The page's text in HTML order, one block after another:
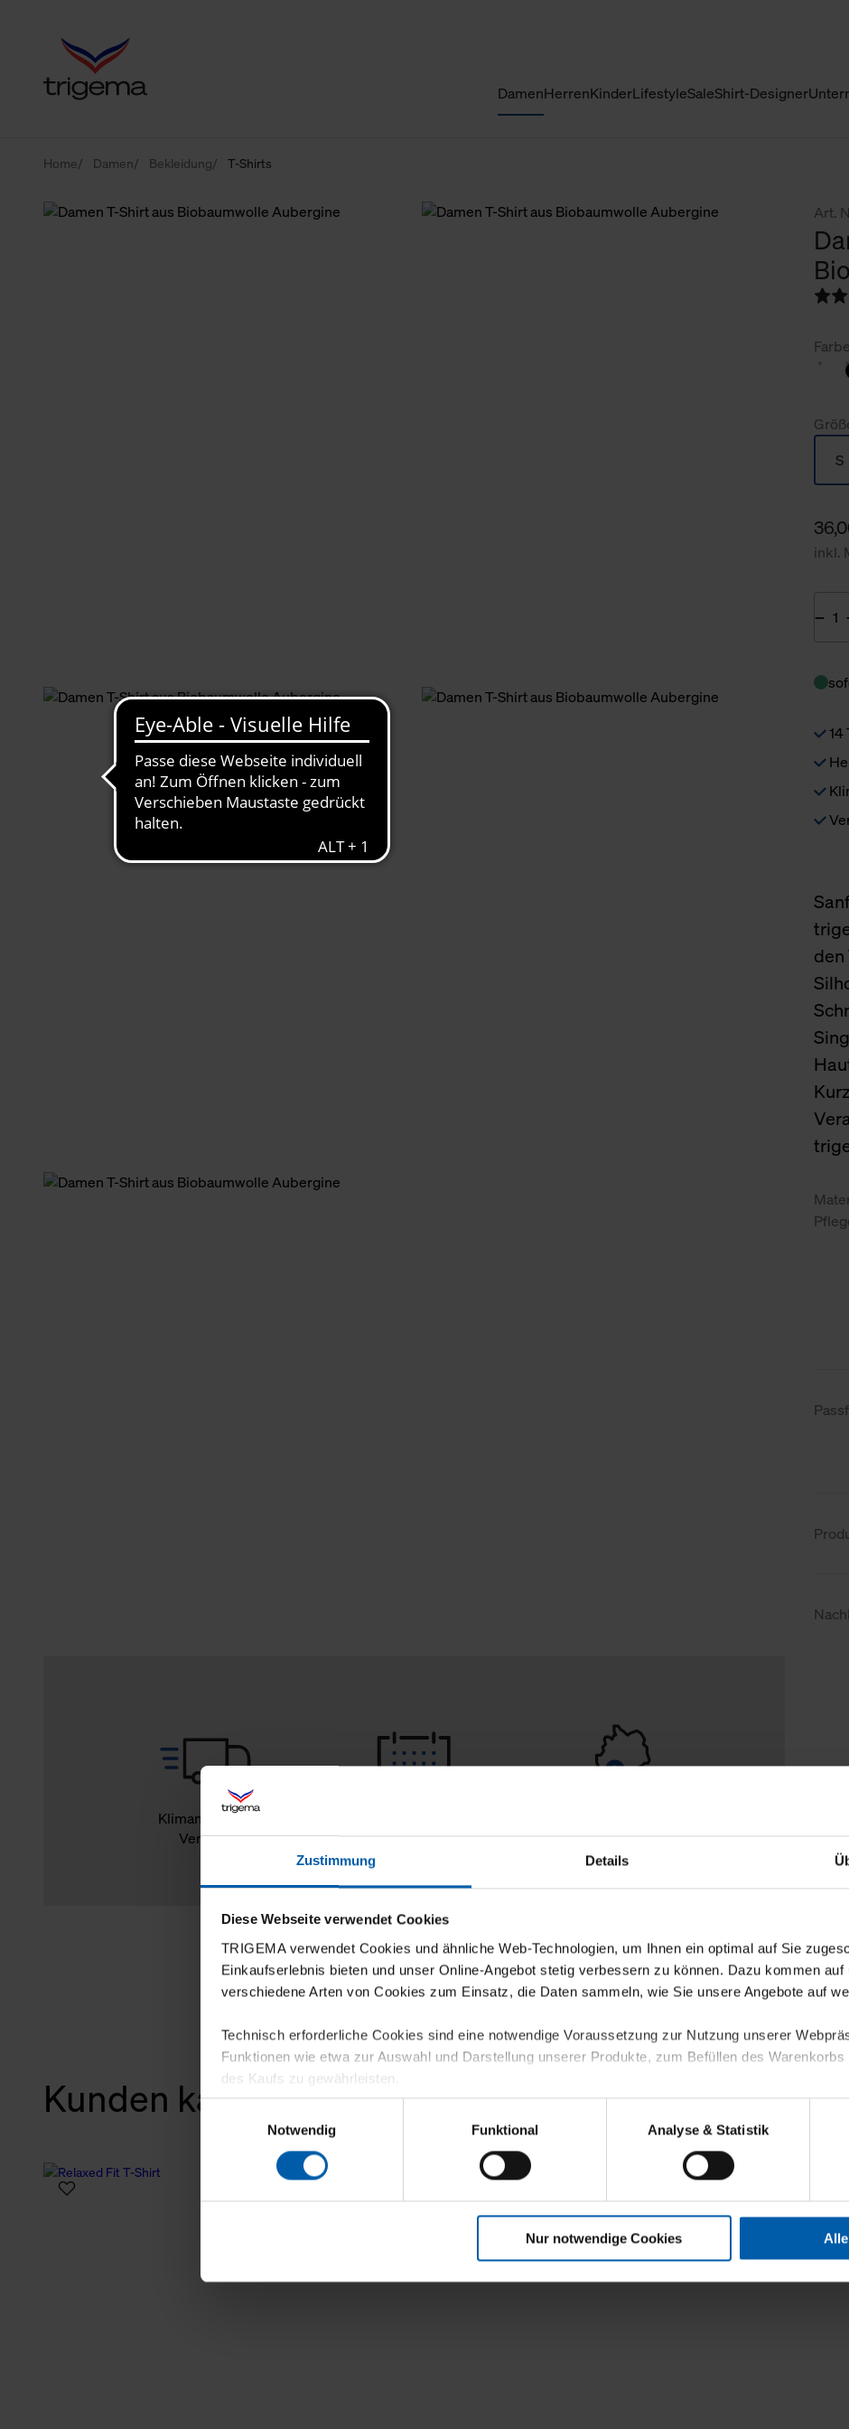
Zustimmung Details
Diese Webseite verwendet Cookies
TRIGEMA verwendet Cookies und ähnliche Web-Technologien, um Ihnen ein optimal auf Sie
Einkaufserlebnis bieten und unser Online-Angebot stetig verbessern zu können. Dazu kommen auf
verschiedene Arten von Cookies zum Einsatz, die Daten sammeln, wie Sie unsere Angebote auf
Technisch erforderliche Cookies sind eine notwendige Voraussetzung zur Nutzung unserer
Funktionen wie etwa zur Auswahl und Darstellung unserer Produkte, zum Befüllen des
des Kaufs zu gewährleisten.
Für die Darstellung personalisierter Angebote, Anzeigen und Inhalte aufgrund Ihres
sowie für Marketing-, Statistik- und Tracking-Zwecke zur Analyse und Optimierung unserer
personenbezogene Informationen. Diese übermitteln wir in anonymisierter Form an Dritte wie etwa
Klicken Sie auf "Alle erlauben", damit wir alle Cookies und Web-Technologien für Ihr
verwenden dürfen. Über die jeweiligen Schaltflächen können Sie die Arten der Cookies selbst
Einwilligungsauswahl
Notwendig
Funktional Analyse & Statistik
Nur notwendige Cookies
DamenHerrenKinderLifestyleSaleShirt-Designer
Home Damen Bekleidung T-Shirts
Klimaneutraler
Versand
Rückgaberecht
Burladingen
Art.
Farbe
S
inkl.
14
Kunden kauften auch